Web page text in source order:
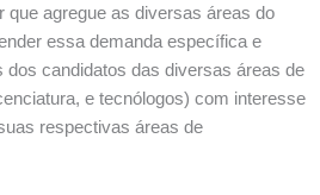
que agregue as diversas áreas do
essa demanda específica e
dos candidatos das diversas áreas de
e tecnólogos) com interesse
respectivas áreas de